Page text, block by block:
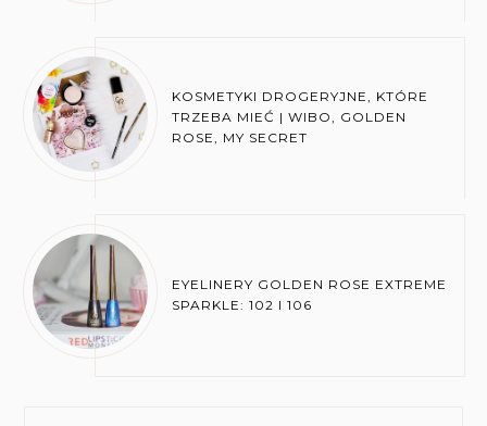
KOSMETYKI DROGERYJNE, KTÓRE
TRZEBA MIEĆ | WIBO, GOLDEN
ROSE, MY SECRET
EYELINERY GOLDEN ROSE EXTREME
SPARKLE: 102 I 106